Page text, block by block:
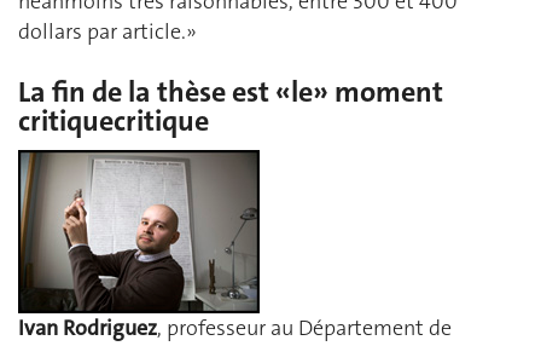
dollars par article.»
La fin de la thèse est «le» moment
critiquecritique
Ivan Rodriguez, professeur au Département de